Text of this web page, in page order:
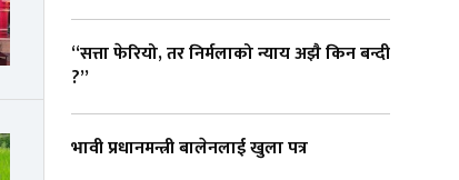
“सत्ता फेरियो, तर निर्मलाको न्याय अझै किन बन्दी
?”
भावी प्रधानमन्त्री बालेनलाई खुला पत्र